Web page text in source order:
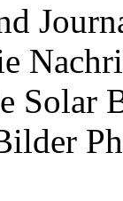
Solar